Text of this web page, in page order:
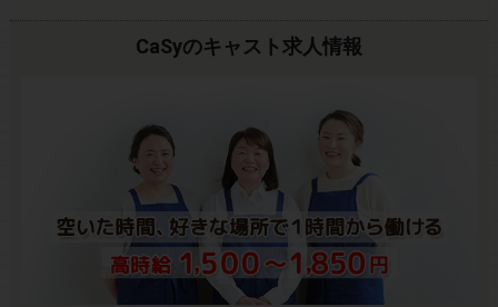
CaSyのキャスト求人情報